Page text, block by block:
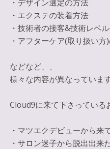
・デザイン選定の方法
・エクステの装着方法
・技術者の接客&技術レベル
・アフターケア(取り扱い
などなど、、
様々な内容が異なっています
Cloud9に来て下さっている
・マツエクデビューから来
・サロン迷子から脱出出来